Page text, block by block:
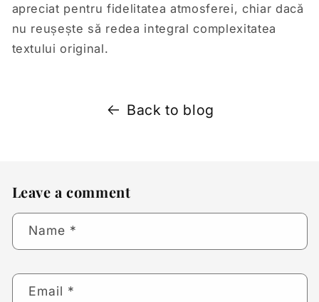
apreciat pentru fidelitatea atmosferei, chiar dacă
nu reușește să redea integral complexitatea
textului original.
Back to blog
Leave a comment
Name *
Email *